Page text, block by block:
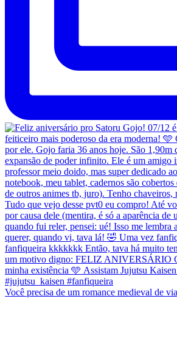
Você precisa de um romance medieval de